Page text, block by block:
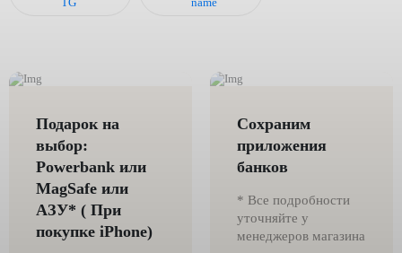
Подарок на
выбор:
Powerbank или
MagSafe или
AЗУ* ( При
покупке iPhone)
Сохраним
приложения
банков
* Все подробности
уточняйте у
менеджеров магазина